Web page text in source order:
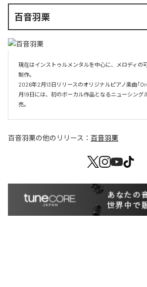
百音羽栗
現在はインストゥルメンタルを中心に、メロディの
制作。
2026年2月13日リリースのオリジナルピアノ楽曲「
月19日には、初のボーカル作品となるニューシング
売。
百音羽栗の他のリリース： 百音羽栗